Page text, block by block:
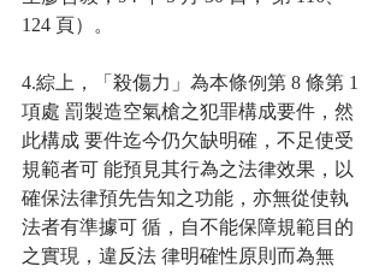
124 頁）。
4.綜上，「殺傷力」為本條例第 8 條第 1
項處 罰製造空氣槍之犯罪構成要件，然
此構成 要件迄今仍欠缺明確，不足使受
規範者可 能預見其行為之法律效果，以
確保法律預先告知之功能，亦無從使執
法者有準據可 循，自不能保障規範目的
之實現，違反法 律明確性原則而為無